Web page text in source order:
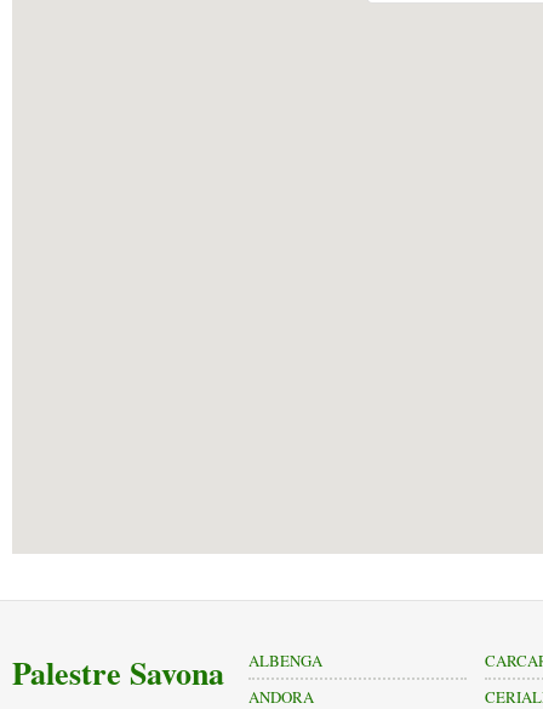
Palestre Savona
ALBENGA
ANDORA